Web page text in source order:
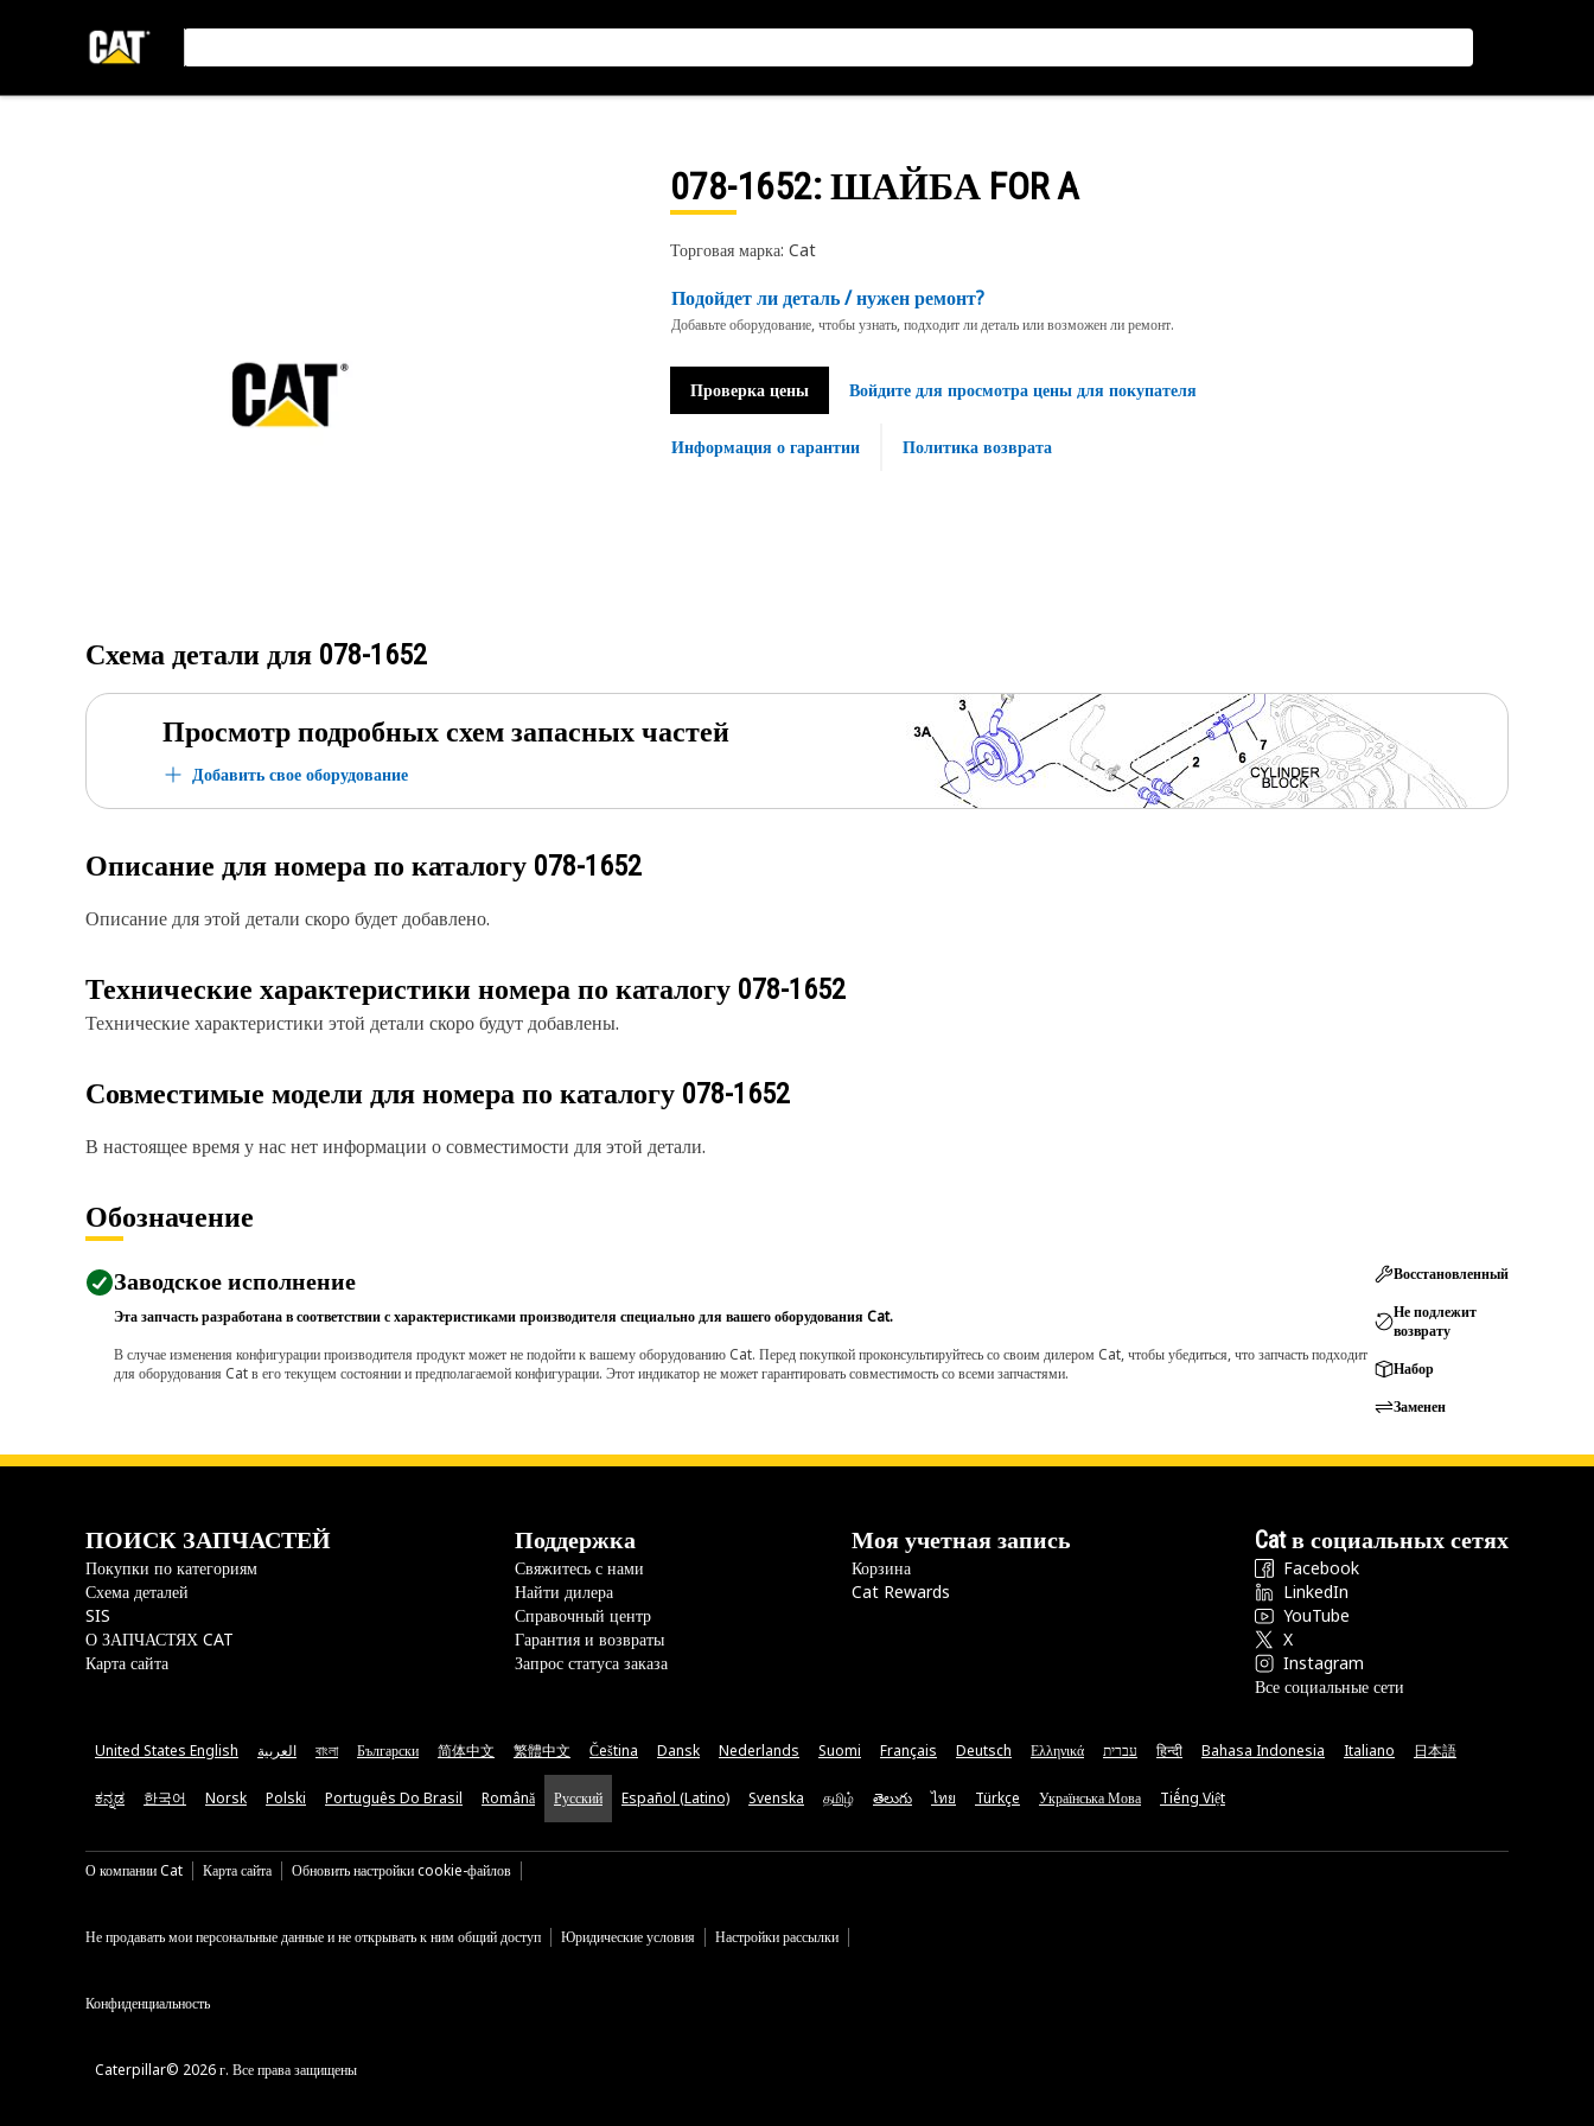
078-1652: ШАЙБА FOR A
Торговая марка: Cat
Подойдет ли деталь / нужен ремонт?
Добавьте оборудование, чтобы узнать, подходит ли деталь или возможен ли ремонт.
Проверка цены Войдите для просмотра цены для покупателя
Информация о гарантии Политика возврата
Схема детали для 078-1652
Просмотр подробных схем запасных частей
Добавить свое оборудование
Описание для номера по каталогу 078-1652
Описание для этой детали скоро будет добавлено.
Технические характеристики номера по каталогу 078-1652
Технические характеристики этой детали скоро будут добавлены.
Совместимые модели для номера по каталогу 078-1652
В настоящее время у нас нет информации о совместимости для этой детали.
Обозначение
Заводское исполнение
Эта запчасть разработана в соответствии с характеристиками производителя специально для вашего оборудования Cat.
В случае изменения конфигурации производителя продукт может не подойти к вашему оборудованию Cat. Перед покупкой проконсультируйтесь со своим дилером Cat, чтобы убедиться, что запчасть подходит
для оборудования Cat в его текущем состоянии и предполагаемой конфигурации. Этот индикатор не может гарантировать совместимость со всеми запчастями.
Восстановленный
Не подлежит
возврату
Набор
Заменен
ПОИСК ЗАПЧАСТЕЙ
Покупки по категориям
Схема деталей
SIS
О ЗАПЧАСТЯХ CAT
Карта сайта
Поддержка
Свяжитесь с нами
Найти дилера
Справочный центр
Гарантия и возвраты
Запрос статуса заказа
Моя учетная запись
Корзина
Cat Rewards
Cat в социальных сетях
Facebook
LinkedIn
YouTube
X
Instagram
Все социальные сети
United States English العربية বাংলা Български 简体中文 繁體中文 Čeština Dansk Nederlands Suomi Français Deutsch Ελληνικά עברית हिन्दी Bahasa Indonesia Italiano 日本語
ಕನ್ನಡ 한국어 Norsk Polski Português Do Brasil Română Русский Español (Latino) Svenska தமிழ் తెలుగు ไทย Türkçe Українська Мова Tiếng Việt
О компании Cat Карта сайта Обновить настройки cookie-файлов
Не продавать мои персональные данные и не открывать к ним общий доступ Юридические условия Настройки рассылки
Конфиденциальность
Caterpillar© 2026 г. Все права защищены